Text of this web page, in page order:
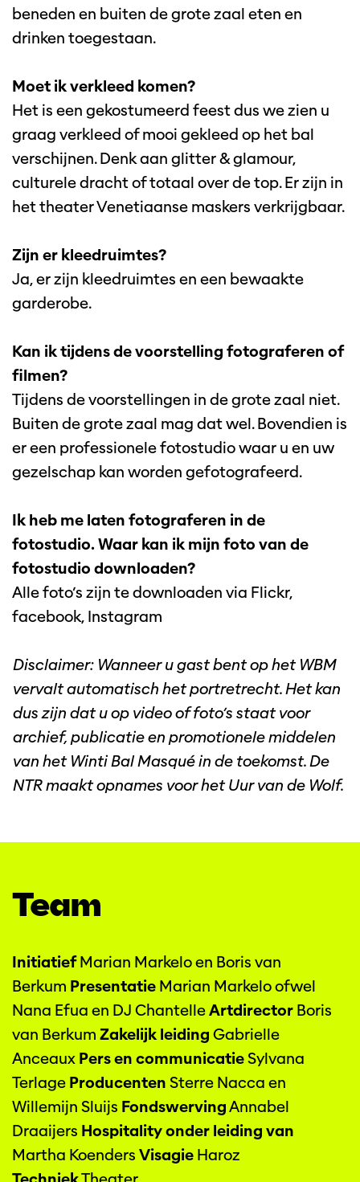
beneden en buiten de grote zaal eten en
drinken toegestaan.
Moet ik verkleed komen?
Het is een gekostumeerd feest dus we zien u
graag verkleed of mooi gekleed op het bal
verschijnen. Denk aan glitter & glamour,
culturele dracht of totaal over de top. Er zijn in
het theater Venetiaanse maskers verkrijgbaar.
Zijn er kleedruimtes?
Ja, er zijn kleedruimtes en een bewaakte
garderobe.
Kan ik tijdens de voorstelling fotograferen of
filmen?
Tijdens de voorstellingen in de grote zaal niet.
Buiten de grote zaal mag dat wel. Bovendien is
er een professionele fotostudio waar u en uw
gezelschap kan worden gefotografeerd.
Ik heb me laten fotograferen in de
fotostudio. Waar kan ik mijn foto van de
fotostudio downloaden?
Alle foto’s zijn te downloaden via Flickr,
facebook, Instagram
Disclaimer: Wanneer u gast bent op het WBM
vervalt automatisch het portretrecht. Het kan
dus zijn dat u op video of foto’s staat voor
archief, publicatie en promotionele middelen
van het Winti Bal Masqué in de toekomst. De
NTR maakt opnames voor het Uur van de Wolf.
Team
InitiatiefMarian Markelo en Boris van
Berkum Presentatie Marian Markelo ofwel
Nana Efua en DJ ChantelleArtdirector Boris
van Berkum Zakelijk leiding Gabrielle
Anceaux Pers en communicatieSylvana
Terlage Producenten Sterre Nacca en
Willemijn Sluijs FondswervingAnnabel
Draaijers Hospitality onder leiding van
Martha Koenders Visagie Haroz